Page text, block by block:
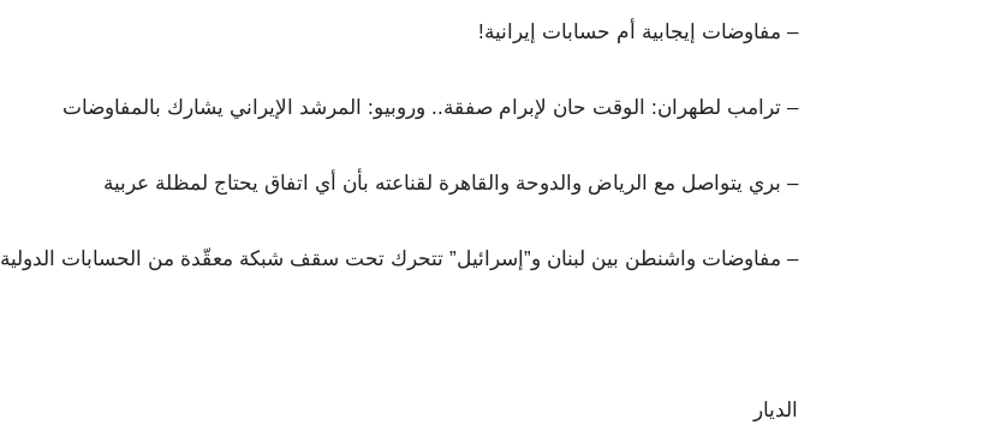
– مفاوضات إيجابية أم حسابات إيرانية!
– ترامب لطهران: الوقت حان لإبرام صفقة.. وروبيو: المرشد الإيراني يشارك بالمفاوضات
– بري يتواصل مع الرياض والدوحة والقاهرة لقناعته بأن أي اتفاق يحتاج لمظلة عربية
– مفاوضات واشنطن بين لبنان و”إسرائيل” تتحرك تحت سقف شبكة معقّدة من الحسابات الدولية
الديار